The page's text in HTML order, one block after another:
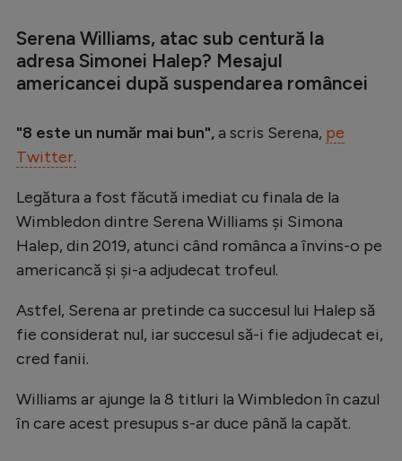
EURO 2024
Stranieri
Tenis
Handbal
Natație
Formula 1
Gimnastică
Rugby
Serena Williams, atac sub centură la
adresa Simonei Halep? Mesajul
americancei după suspendarea româncei
"8 este un număr mai bun",a scris Serena, pe
Twitter.
Legătura a fost făcută imediat cu finala de la
Wimbledon dintre Serena Williams și Simona
Halep, din 2019, atunci când românca a învins-o pe
americancă și și-a adjudecat trofeul.
Astfel, Serena ar pretinde ca succesul lui Halep să
fie considerat nul, iar succesul să-i fie adjudecat ei,
cred fanii.
Williams ar ajunge la 8 titluri la Wimbledon în cazul
în care acest presupus s-ar duce până la capăt.